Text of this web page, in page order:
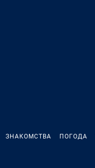
ЗНАКОМСТВА ПОГОДА